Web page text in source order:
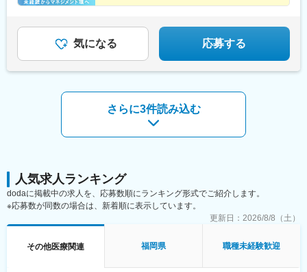
京都】【神奈川県】【新潟県】【三重県】【滋賀県】【沖縄県】
用会社負担等の移住支援あり（規定有）・U・Iターン転勤希望者
への1年間の支援あり（規定有）★江戸川・川崎・湘南・川越・香
川・徳島・青森にて新規事業所オープン！
気になる 応募する
さらに3件読み込む
人気求人ランキング
dodaに掲載中の求人を、応募数順にランキング形式でご紹介します。
※応募数が同数の場合は、新着順に表示しています。
更新日： 2026/8/8（土）
その他医療関連 福岡県 職種未経験歓迎